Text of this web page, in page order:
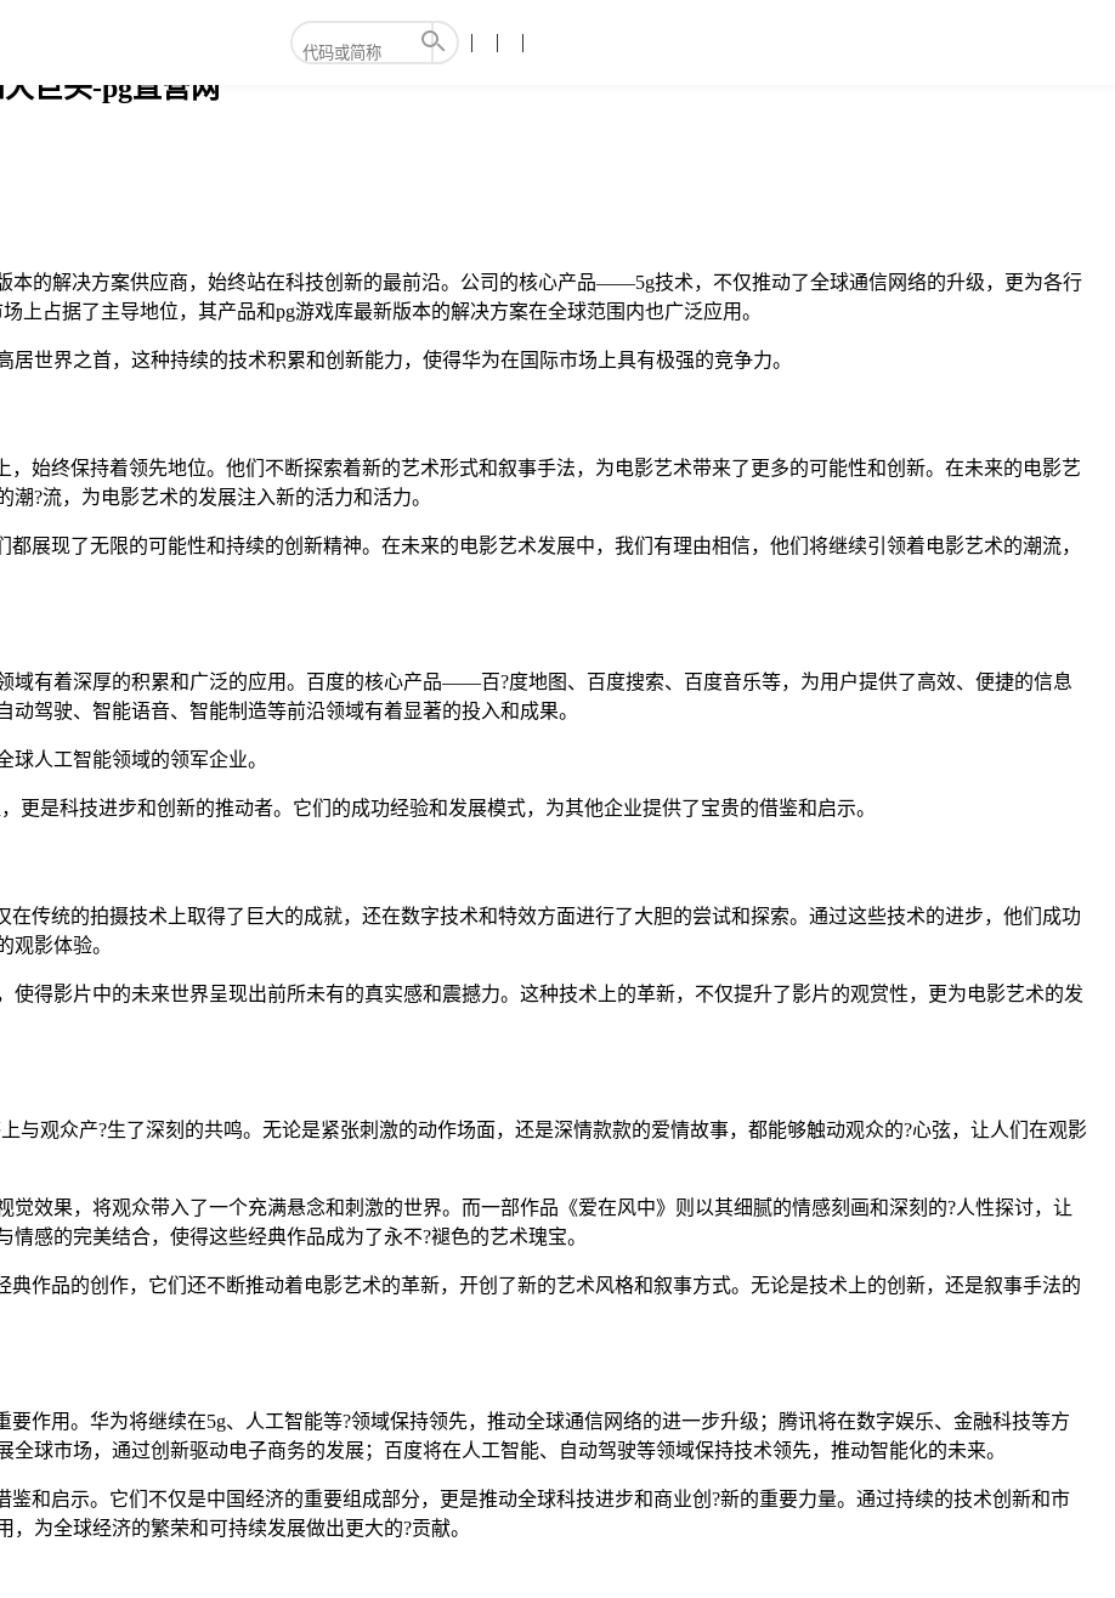
巨头-pg直营网
本的解决方案供应商，始终站在科技创新的最前沿。公司的核心产品——5g技术，不仅推动了全球通信网络的升级，更为各行
上占据了主导地位，其产品和pg游戏库最新版本的解决方案在全球范围内也广泛应用。
世界之首，这种持续的技术积累和创新能力，使得华为在国际市场上具有极强的竞争力。
始终保持着领先地位。他们不断探索着新的艺术形式和叙事手法，为电影艺术带来了更多的可能性和创新。在未来的电影艺
?流，为电影艺术的发展注入新的活力和活力。
展现了无限的可能性和持续的创新精神。在未来的电影艺术发展中，我们有理由相信，他们将继续引领着电影艺术的潮流，
域有着深厚的积累和广泛的应用。百度的核心产品——百?度地图、百度搜索、百度音乐等，为用户提供了高效、便捷的信息
驾驶、智能语音、智能制造等前沿领域有着显著的投入和成果。
人工智能领域的领军企业。
更是科技进步和创新的推动者。它们的成功经验和发展模式，为其他企业提供了宝贵的借鉴和启示。
传统的拍摄技术上取得了巨大的成就，还在数字技术和特效方面进行了大胆的尝试和探索。通过这些技术的进步，他们成功
观影体验。
得影片中的未来世界呈现出前所未有的真实感和震撼力。这种技术上的革新，不仅提升了影片的观赏性，更为电影艺术的发
与观众产?生了深刻的共鸣。无论是紧张刺激的动作场面，还是深情款款的爱情故事，都能够触动观众的?心弦，让人们在观影
效果，将观众带入了一个充满悬念和刺激的世界。而一部作品《爱在风中》则以其细腻的情感刻画和深刻的?人性探讨，让
感的完美结合，使得这些经典作品成为了永不?褪色的艺术瑰宝。
作品的创作，它们还不断推动着电影艺术的革新，开创了新的艺术风格和叙事方式。无论是技术上的创新，还是叙事手法的
作用。华为将继续在5g、人工智能等?领域保持领先，推动全球通信网络的进一步升级；腾讯将在数字娱乐、金融科技等方
球市场，通过创新驱动电子商务的发展；百度将在人工智能、自动驾驶等领域保持技术领先，推动智能化的未来。
和启示。它们不仅是中国经济的重要组成部分，更是推动全球科技进步和商业创?新的重要力量。通过持续的技术创新和市
为全球经济的繁荣和可持续发展做出更大的?贡献。